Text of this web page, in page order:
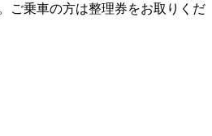
ご乗車の方は整理券をお取りくだ